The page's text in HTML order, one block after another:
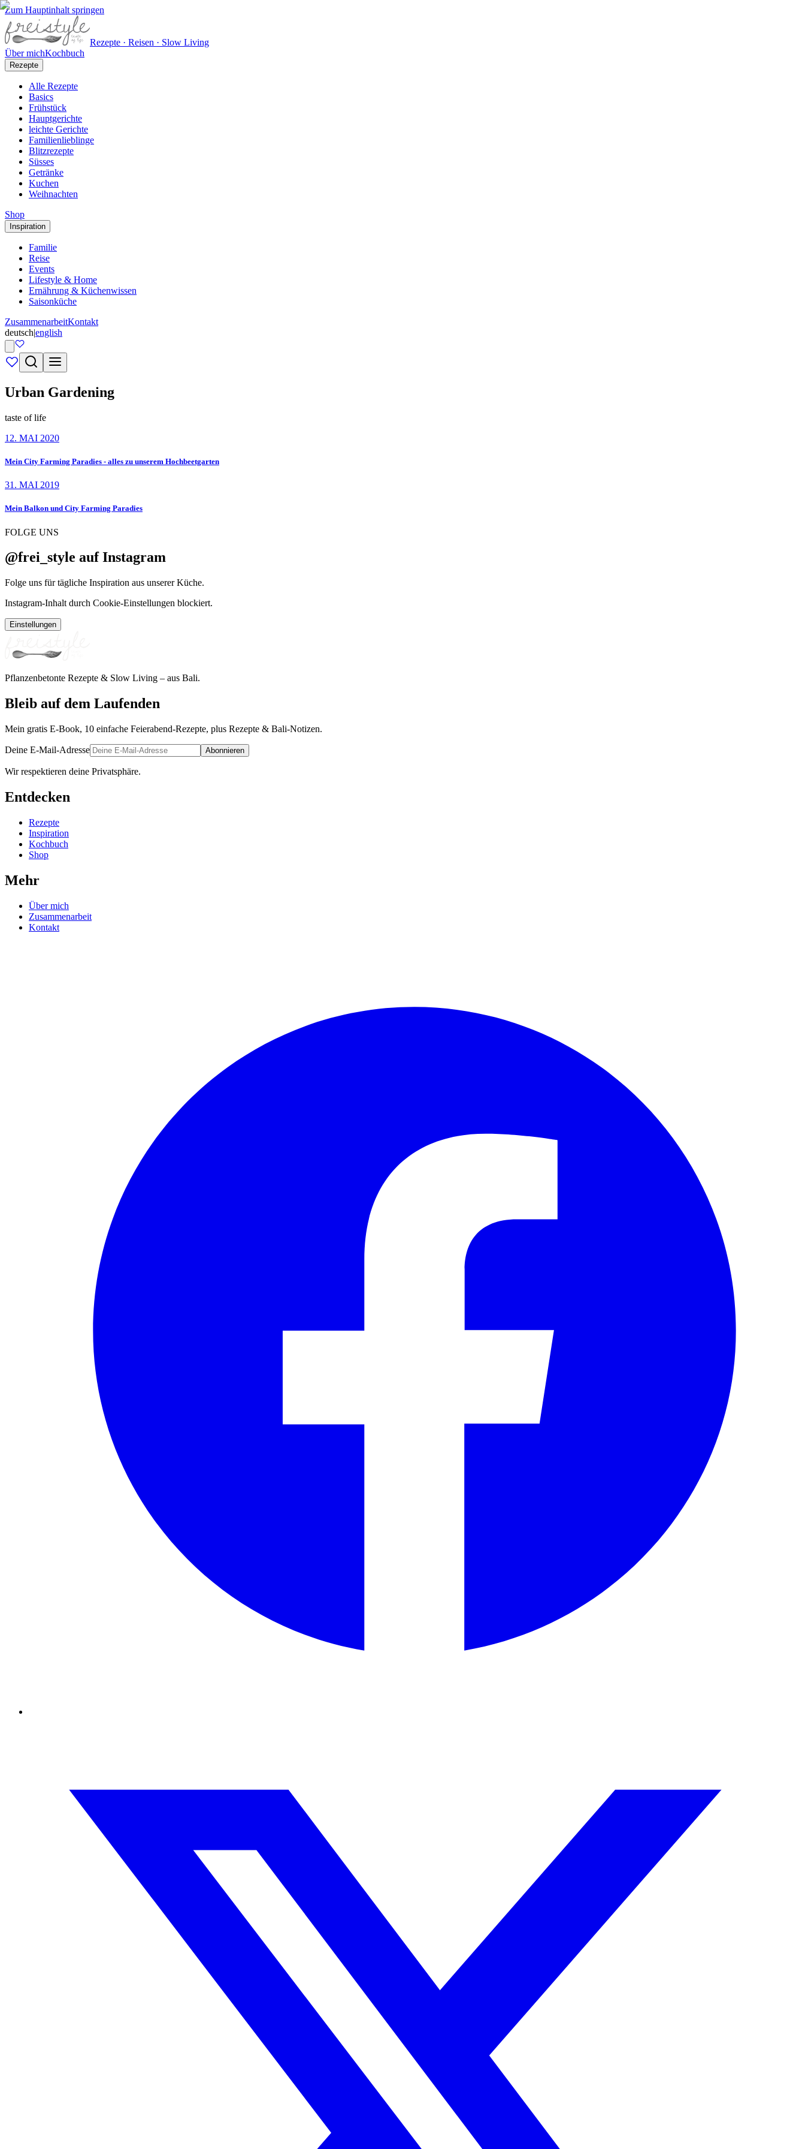
Zum Hauptinhalt springen
Rezepte · Reisen · Slow Living
Über michKochbuch
Rezepte
Alle Rezepte
Basics
Frühstück
Hauptgerichte
leichte Gerichte
Familienlieblinge
Blitzrezepte
Süsses
Getränke
Kuchen
Weihnachten
Shop
Inspiration
Familie
Reise
Events
Lifestyle & Home
Ernährung & Küchenwissen
Saisonküche
ZusammenarbeitKontakt
deutsch|english
Urban Gardening
taste of life
12. MAI 2020
Mein City Farming Paradies - alles zu unserem Hochbeetgarten
31. MAI 2019
Mein Balkon und City Farming Paradies
FOLGE UNS
@frei_style auf Instagram
Folge uns für tägliche Inspiration aus unserer Küche.
Instagram-Inhalt durch Cookie-Einstellungen blockiert.
Einstellungen
Pflanzenbetonte Rezepte & Slow Living – aus Bali.
Bleib auf dem Laufenden
Mein gratis E-Book, 10 einfache Feierabend-Rezepte, plus Rezepte & Bali-Notizen.
Deine E-Mail-Adresse Abonnieren
Wir respektieren deine Privatsphäre.
Entdecken
Rezepte
Inspiration
Kochbuch
Shop
Mehr
Über mich
Zusammenarbeit
Kontakt